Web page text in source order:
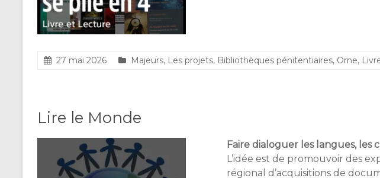
27 mai 2026 Majeurs, Les projets, Bibliothèques pénitentiaires, Orne,
Lire le Monde
Faire dialoguer les langues, les
L’idée est de promouvoir des
régional d’acquisitions de